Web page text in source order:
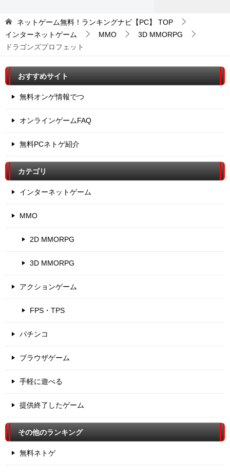
ネットゲーム無料！ランキングナビ【PC】
TOP
インターネットゲーム
MMO
3D MMORPG
ドラゴンズプロフェット
おすすめサイト
無料オンゲ情報でつ
オンラインゲームFAQ
無料PCネトゲ紹介
カテゴリ
インターネットゲーム
MMO
2D MMORPG
3D MMORPG
アクションゲーム
FPS・TPS
パチンコ
ブラウザゲーム
手軽に遊べる
提供終了したゲーム
その他のランキング
無料ネトゲ